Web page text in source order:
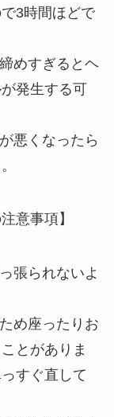
3時間ほどで
めすぎるとヘ
発生する可
悪くなったら
意事項】
張られないよ
め座ったりお
とがありま
すぐ直して